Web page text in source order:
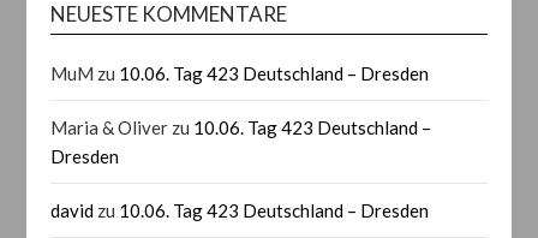
NEUESTE KOMMENTARE
MuM zu 10.06. Tag 423 Deutschland – Dresden
Maria & Oliver zu 10.06. Tag 423 Deutschland –
Dresden
david zu 10.06. Tag 423 Deutschland – Dresden